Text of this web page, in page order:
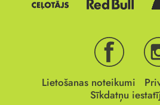
Lietošanas noteikumi
Sīkdatņu